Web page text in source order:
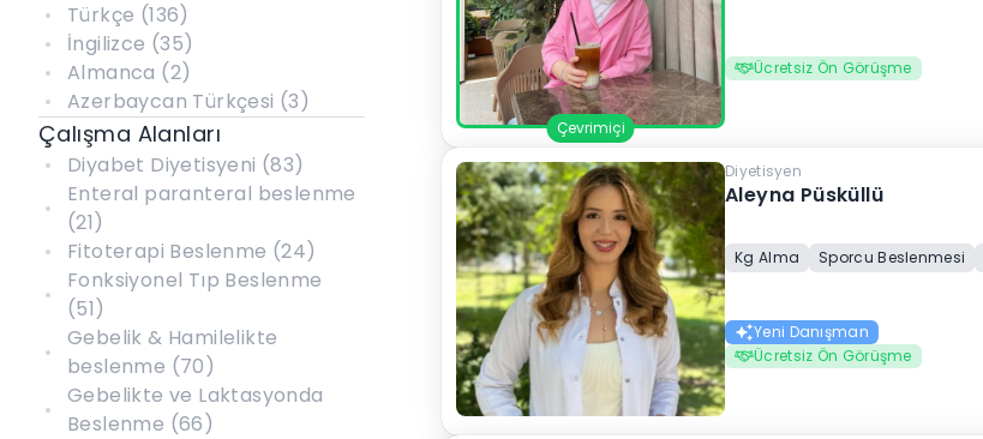
Türkçe (136)
İngilizce (35)
Almanca (2)
Azerbaycan Türkçesi (3)
Çalışma Alanları
Diyabet Diyetisyeni (83)
Enteral paranteral beslenme
(21)
Fitoterapi Beslenme (24)
Fonksiyonel Tıp Beslenme
(51)
Gebelik & Hamilelikte
beslenme (70)
Gebelikte ve Laktasyonda
Beslenme (66)
Çevrimiçi
Ücretsiz Ön Görüşme
Aleyna Püsküllü
Diyetisyen
Kg Alma Sporcu Beslenmesi
Yeni Danışman
Ücretsiz Ön Görüşme